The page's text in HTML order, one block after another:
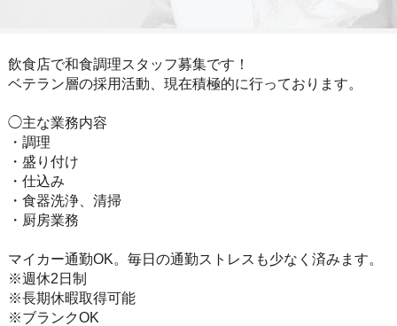
飲食店で和食調理スタッフ募集です！
ベテラン層の採用活動、現在積極的に行っております。
◯主な業務内容
・調理
・盛り付け
・仕込み
・食器洗浄、清掃
・厨房業務
マイカー通勤OK。毎日の通勤ストレスも少なく済みます。
※週休2日制
※長期休暇取得可能
※ブランクOK